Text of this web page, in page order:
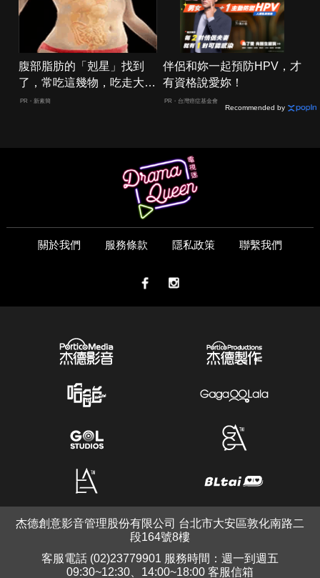
腹部脂肪的「剋星」找到
了，常吃這幾物，吃走大肚
囊，瘦出小蠻腰
PR・新素簡
伴侶和妳一起預防HPV，才
有資格說愛妳！
PR・台灣癌症基金會
Recommended by
關於我們 服務條款 隱私政策 聯繫我們
杰德創意影音管理股份有限公司 台北市大安區敦化南路二
段164號8樓
客服電話 (02)23779901 服務時間：週一到週五
09:30~12:30、14:00~18:00 客服信箱